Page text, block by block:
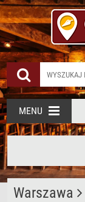
MENU
Warszawa